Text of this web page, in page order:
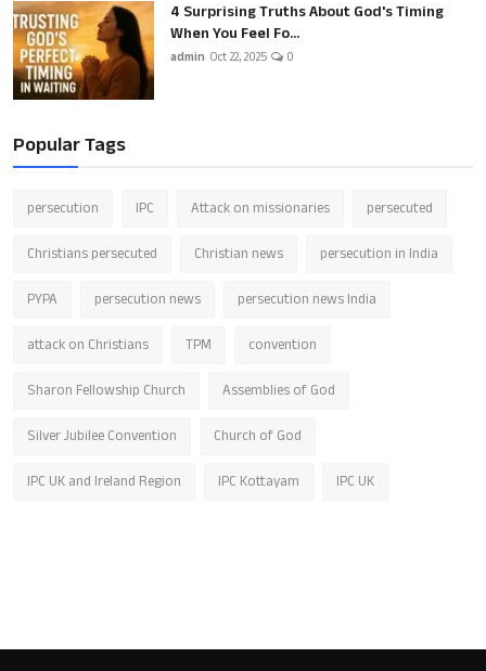
4 Surprising Truths About God's Timing
When You Feel Fo...
admin Oct 22, 2025 0
Popular Tags
persecution IPC Attack on missionaries persecuted
Christians persecuted Christian news persecution in India
PYPA persecution news persecution news India
attack on Christians TPM convention
Sharon Fellowship Church Assemblies of God
Silver Jubilee Convention Church of God
IPC UK and Ireland Region IPC Kottayam IPC UK